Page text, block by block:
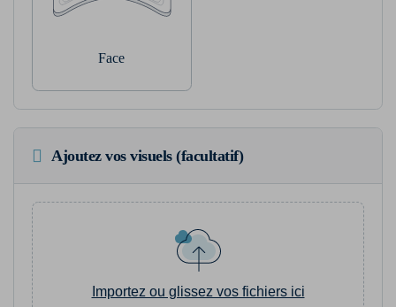
Face
Ajoutez vos visuels (facultatif)
Importez ou glissez vos fichiers ici